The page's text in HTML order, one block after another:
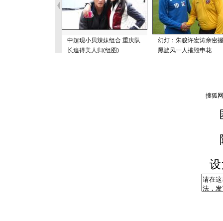
中超现小贝辣妹组合 重庆队
长追得美人归(组图)
幻灯：朱骏许宏涛亲密
黑旋风一人摧毁申花